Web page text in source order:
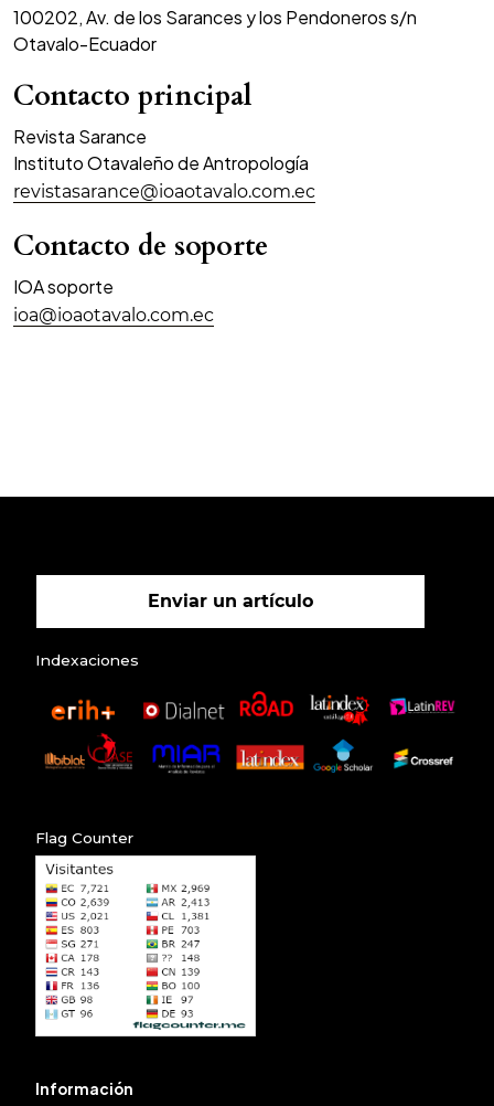
100202, Av. de los Sarances y los Pendoneros s/n
Otavalo-Ecuador
Contacto principal
Revista Sarance
Instituto Otavaleño de Antropología
revistasarance@ioaotavalo.com.ec
Contacto de soporte
IOA soporte
ioa@ioaotavalo.com.ec
Enviar un artículo
Indexaciones
Flag Counter
Información